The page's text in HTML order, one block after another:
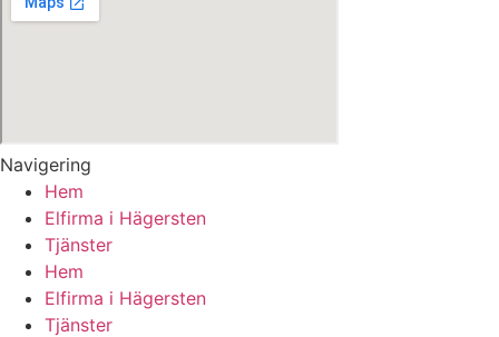
Navigering
Hem
Elfirma i Hägersten
Tjänster
Hem
Elfirma i Hägersten
Tjänster